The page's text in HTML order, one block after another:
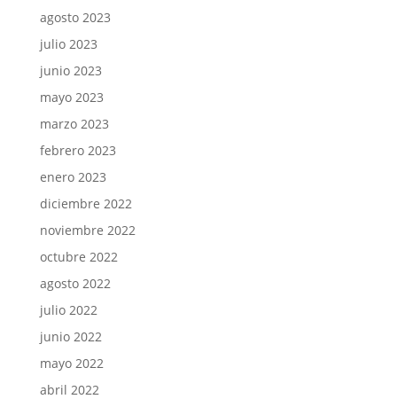
agosto 2023
julio 2023
junio 2023
mayo 2023
marzo 2023
febrero 2023
enero 2023
diciembre 2022
noviembre 2022
octubre 2022
agosto 2022
julio 2022
junio 2022
mayo 2022
abril 2022